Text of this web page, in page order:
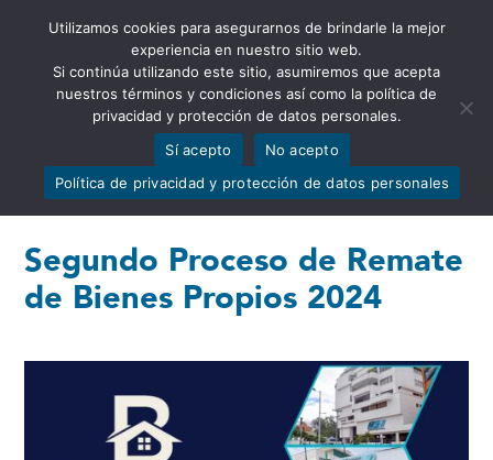
Abrir barra de herramientas
Segundo Proceso de Remate
de Bienes Propios 2024
Utilizamos cookies para asegurarnos de brindarle la mejor
experiencia en nuestro sitio web.
Si continúa utilizando este sitio, asumiremos que acepta
nuestros términos y condiciones así como la política de
privacidad y protección de datos personales.
Sí acepto
No acepto
Política de privacidad y protección de datos personales